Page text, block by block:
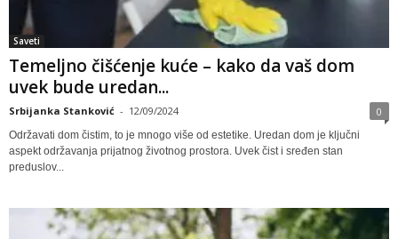
Saveti
Temeljno čišćenje kuće – kako da vaš dom
uvek bude uredan...
Srbijanka Stanković - 12/09/2024 0
Održavati dom čistim, to je mnogo više od estetike. Uredan dom je ključni
aspekt održavanja prijatnog životnog prostora. Uvek čist i sređen stan
preduslov...